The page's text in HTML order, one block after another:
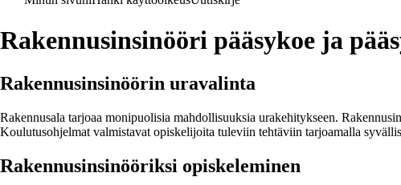
Rakennusinsinööri pääsykoe ja
Rakennusinsinöörin uravalinta
Rakennusala tarjoaa monipuolisia mahdollisuuksia urakehitykseen.
Koulutusohjelmat valmistavat opiskelijoita tuleviin tehtäviin tarjoamalla
Rakennusinsinööriksi opiskeleminen